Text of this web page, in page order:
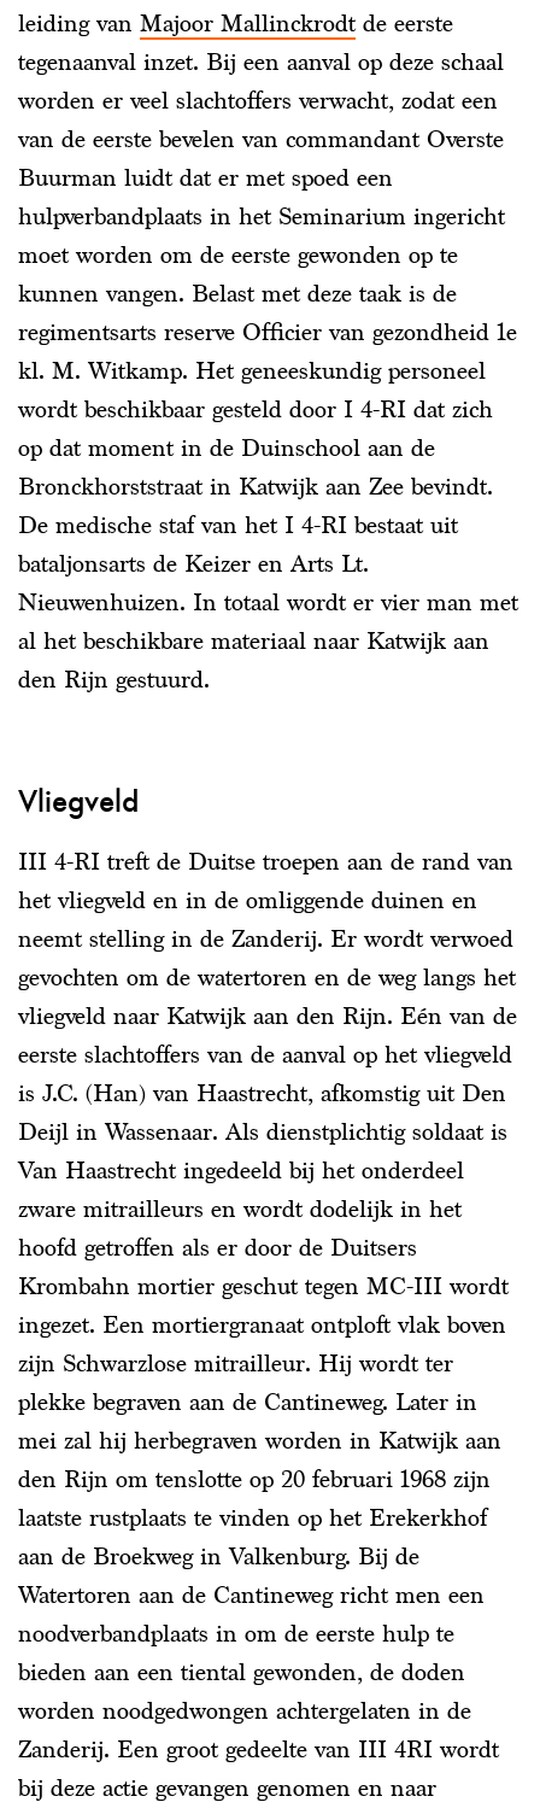
leiding van Majoor Mallinckrodtde eerste
tegenaanval inzet. Bij een aanval op deze schaal
worden er veel slachtoffers verwacht, zodat een
van de eerste bevelen van commandant Overste
Buurman luidt dat er met spoed een
hulpverbandplaats in het Seminarium ingericht
moet worden om de eerste gewonden op te
kunnen vangen. Belast met deze taak is de
regimentsarts reserve Officier van gezondheid 1e
kl. M. Witkamp. Het geneeskundig personeel
wordt beschikbaar gesteld door I 4-RI dat zich
op dat moment in de Duinschool aan de
Bronckhorststraat in Katwijk aan Zee bevindt.
De medische staf van het I 4-RI bestaat uit
bataljonsarts de Keizer en Arts Lt.
Nieuwenhuizen. In totaal wordt er vier man met
al het beschikbare materiaal naar Katwijk aan
den Rijn gestuurd.
Vliegveld
III 4-RI treft de Duitse troepen aan de rand van
het vliegveld en in de omliggende duinen en
neemt stelling in de Zanderij. Er wordt verwoed
gevochten om de watertoren en de weg langs het
vliegveld naar Katwijk aan den Rijn. Eén van de
eerste slachtoffers van de aanval op het vliegveld
is J.C. (Han) van Haastrecht, afkomstig uit Den
Deijl in Wassenaar. Als dienstplichtig soldaat is
Van Haastrecht ingedeeld bij het onderdeel
zware mitrailleurs en wordt dodelijk in het
hoofd getroffen als er door de Duitsers
Krombahn mortier geschut tegen MC-III wordt
ingezet. Een mortiergranaat ontploft vlak boven
zijn Schwarzlose mitrailleur. Hij wordt ter
plekke begraven aan de Cantineweg. Later in
mei zal hij herbegraven worden in Katwijk aan
den Rijn om tenslotte op 20 februari 1968 zijn
laatste rustplaats te vinden op het Erekerkhof
aan de Broekweg in Valkenburg. Bij de
Watertoren aan de Cantineweg richt men een
noodverbandplaats in om de eerste hulp te
bieden aan een tiental gewonden, de doden
worden noodgedwongen achtergelaten in de
Zanderij. Een groot gedeelte van III 4RI wordt
bij deze actie gevangen genomen en naar